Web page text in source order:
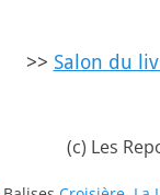
>> Salon du
(c) Les